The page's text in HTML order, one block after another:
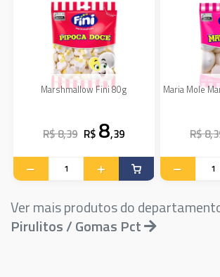
Marshmallow Fini 80g
R$ 8,39 R$ 8,39 R$
Ver mais produtos do
Pirulitos / Gomas Pct